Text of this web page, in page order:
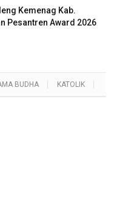
Kemenag Kab.
Pesantren Award 2026
BUDHA KATOLIK